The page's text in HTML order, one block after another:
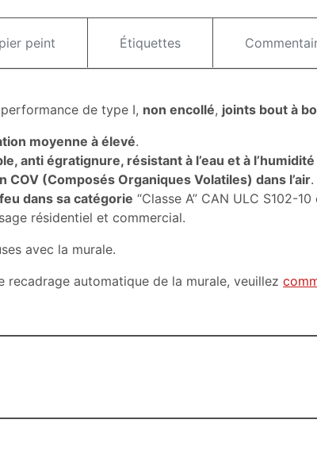
peint Étiquettes
de type I, non encollé, joints bout à
moyenne à élevé.
anti égratignure, résistant à l’eau et à
COV (Composés Organiques Volatiles) dans l’air.
dans sa catégorie “Classe A” CAN ULC S102-
résidentiel et commercial.
avec la murale.
recadrage automatique de la murale, veuillez